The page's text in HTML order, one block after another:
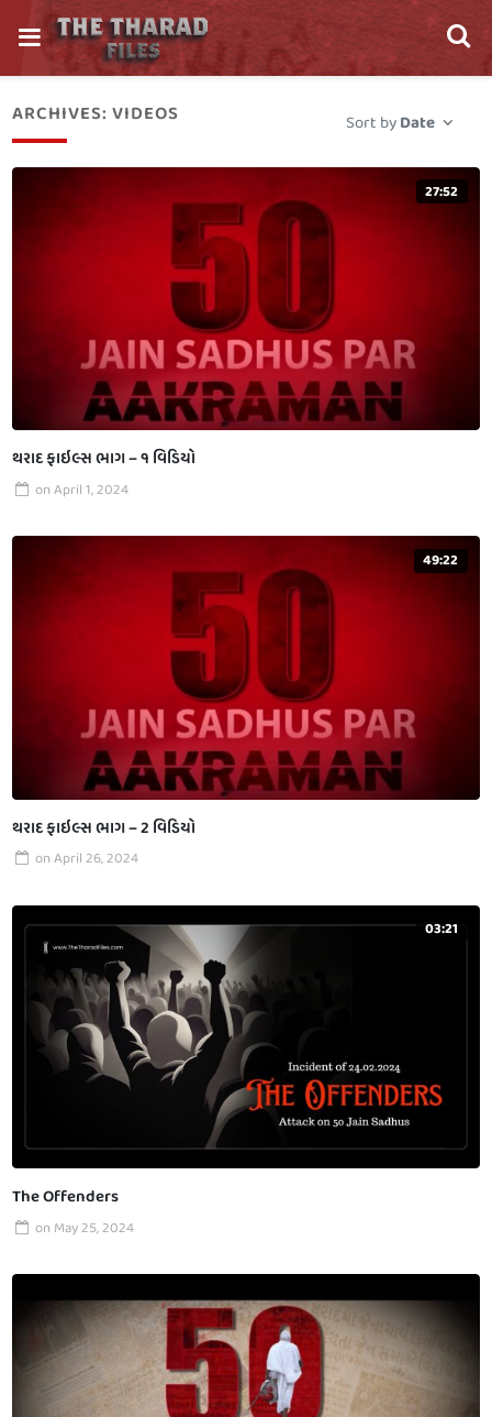
ARCHIVES:VIDEOS Sort byDate
27:52
થરાદ ફાઇલ્સ ભાગ – ૧ વિડિયો
onApril 1, 2024
49:22
થરાદ ફાઇલ્સ ભાગ – 2 વિડિયો
onApril 26, 2024
03:21
The Offenders
on May 25, 2024